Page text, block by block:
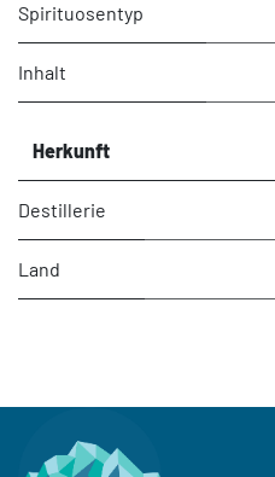
Spirituosentyp
Inhalt
Herkunft
Destillerie
Land